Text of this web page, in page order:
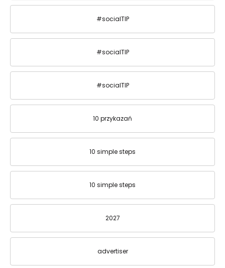
#socialTIP
#socialTIP
#socialTIP
10 przykazań
10 simple steps
10 simple steps
2027
advertiser